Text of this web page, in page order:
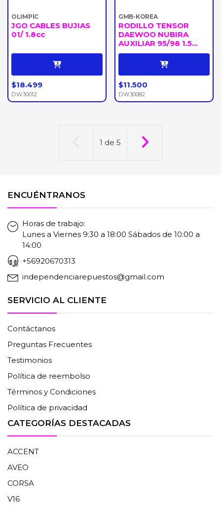
OLIMPIC
JGO CABLES BUJIAS
01/ 1.8cc
$18.499
DW30012
GMB-KOREA
RODILLO TENSOR
DAEWOO NUBIRA
AUXILIAR 95/98 1.5...
$11.500
DW30082
1 de 5
ENCUÉNTRANOS
Horas de trabajo:
Lunes a Viernes 9:30 a 18:00 Sábados de 10:00 a
14:00
+56920670313
independenciarepuestos@gmail.com
SERVICIO AL CLIENTE
Contáctanos
Preguntas Frecuentes
Testimonios
Política de reembolso
Términos y Condiciones
Política de privacidad
CATEGORÍAS DESTACADAS
ACCENT
AVEO
CORSA
V16